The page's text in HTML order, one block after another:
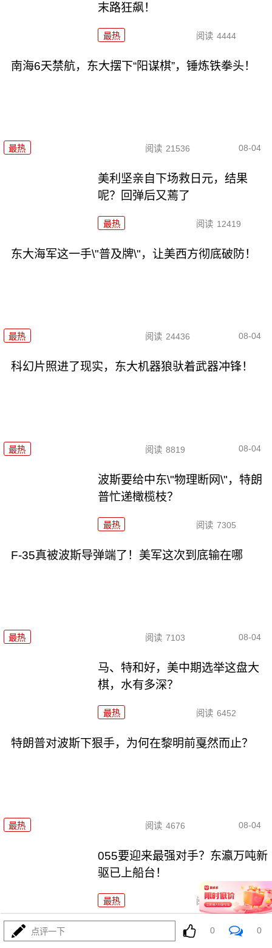
末路狂飙！
最热 阅读 4444
南海6天禁航，东大摆下“阳谋棋”，锤炼铁拳头！
最热 阅读 21536 08-04
美利坚亲自下场救日元，结果
呢？回弹后又蔫了
最热 阅读 12419
东大海军这一手\"普及牌\"，让美西方彻底破防！
最热 阅读 24436 08-04
科幻片照进了现实，东大机器狼驮着武器冲锋！
最热 阅读 8819 08-04
波斯要给中东\"物理断网\"，特朗
普忙递橄榄枝？
最热 阅读 7305
F-35真被波斯导弹端了！美军这次到底输在哪
最热 阅读 7103 08-04
马、特和好，美中期选举这盘大
棋，水有多深？
最热 阅读 6452
特朗普对波斯下狠手，为何在黎明前戛然而止？
最热 阅读 4676 08-04
055要迎来最强对手？东瀛万吨新
驱已上船台！
最热 阅读 11272
千机压境：俄乌战场上的\"蜂群
点评一下 0 0